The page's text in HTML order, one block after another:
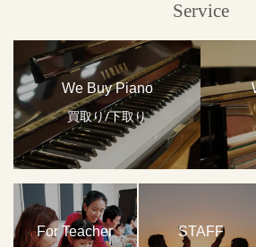
Service
We Buy Piano
買取り/下取り
For Teacher STAFF